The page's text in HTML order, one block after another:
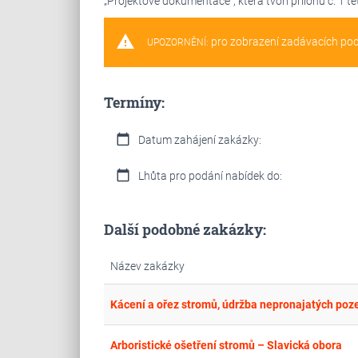
warning UPOZORNĚNÍ: pro zobrazení zadávacích
Termíny:
calendar_today Datum zahájení zakázky:
calendar_today Lhůta pro podání nabídek do:
Další podobné zakázky:
Název zakázky
Arboristické ošetření stromů – Slavická obora